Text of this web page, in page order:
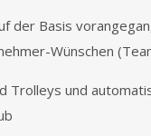
der Basis
Wünschen
Trolleys und